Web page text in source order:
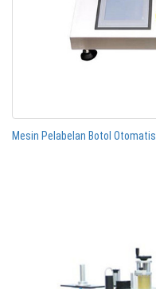
Mesin Pelabelan Botol Otomatis